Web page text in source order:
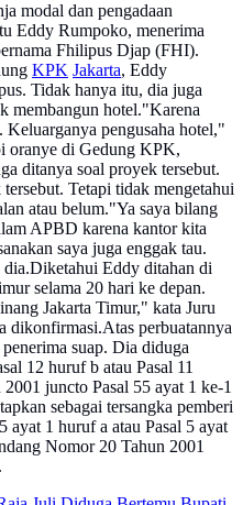
modal dan pengadaan
Eddy Rumpoko, menerima
Fhilipus Djap (FHI).
KPK Jakarta, Eddy
Tidak hanya itu, dia juga
membangun hotel."Karena
Keluarganya pengusaha hotel,"
oranye di Gedung KPK,
ditanya soal proyek tersebut.
Tetapi tidak mengetahui
atau belum."Ya saya bilang
APBD karena kantor kita
saya juga enggak tau.
Eddy ditahan di
selama 20 hari ke depan.
Jakarta Timur," kata Juru
perbuatannya
suap. Dia diduga
12 huruf b atau Pasal 11
juncto Pasal 55 ayat 1 ke-1
sebagai tersangka pemberi
ayat 1 huruf a atau Pasal 5 ayat
Nomor 20 Tahun 2001